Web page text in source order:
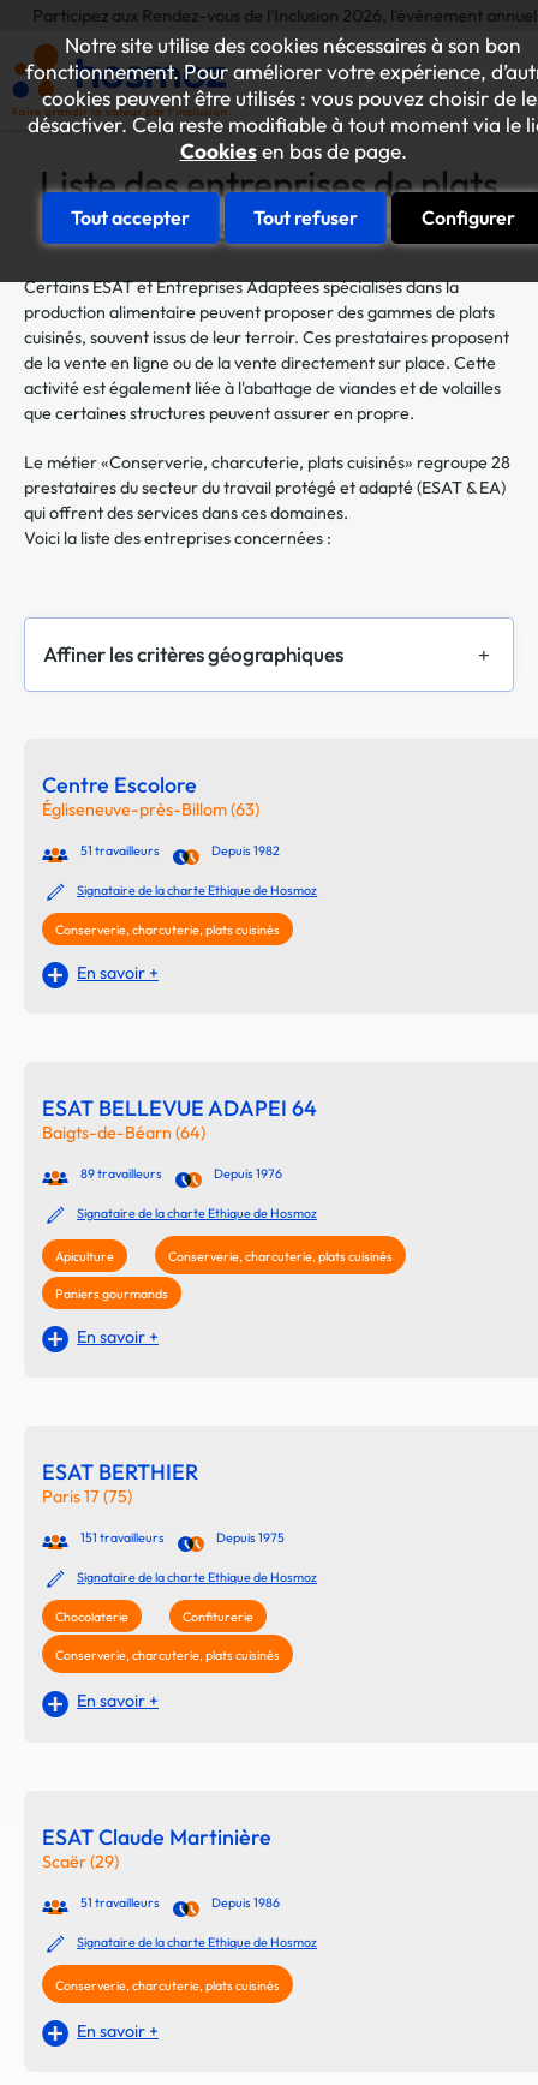
Notre site utilise des cookies nécessaires à son bon
fonctionnement. Pour améliorer votre expérience,
cookies peuvent être utilisés : vous pouvez choisir de
désactiver. Cela reste modifiable à tout moment via le
Cookiesen bas de page.
Tout accepter Tout refuser Configurer
aux Rendez-vous de l'Inclusion 2026, l'événement annuel
Liste des entreprises de plats
cuisinés en conserve
Certains ESAT et Entreprises Adaptées spécialisés dans la
production alimentaire peuvent proposer des gammes de plats
cuisinés, souvent issus de leur terroir. Ces prestataires proposent
de la vente en ligne ou de la vente directement sur place. Cette
activité est également liée à l'abattage de viandes et de volailles
que certaines structures peuvent assurer en propre.
Le métier «Conserverie, charcuterie, plats cuisinés» regroupe 28
prestataires du secteur du travail protégé et adapté (ESAT & EA)
qui offrent des services dans ces domaines.
Voici la liste des entreprises concernées :
Affiner les critères géographiques
Centre Escolore
Égliseneuve-près-Billom (63)
51 travailleurs Depuis 1982
Signataire de la charte Ethique de Hosmoz
Conserverie, charcuterie, plats cuisinés
En savoir +
ESAT BELLEVUE ADAPEI 64
Baigts-de-Béarn (64)
89 travailleurs Depuis 1976
Signataire de la charte Ethique de Hosmoz
Apiculture Conserverie, charcuterie, plats cuisinés
Paniers gourmands
En savoir +
ESAT BERTHIER
Paris 17 (75)
151 travailleurs Depuis 1975
Signataire de la charte Ethique de Hosmoz
Chocolaterie Confiturerie
Conserverie, charcuterie, plats cuisinés
En savoir +
ESAT Claude Martinière
Scaër (29)
51 travailleurs Depuis 1986
Signataire de la charte Ethique de Hosmoz
Conserverie, charcuterie, plats cuisinés
En savoir +